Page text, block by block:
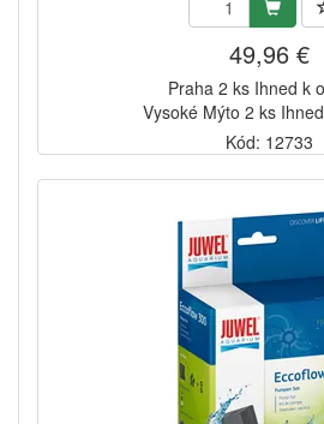
49,96 €
Praha 2 ks Ihned k
Vysoké Mýto 2 ks
Kód: 12733